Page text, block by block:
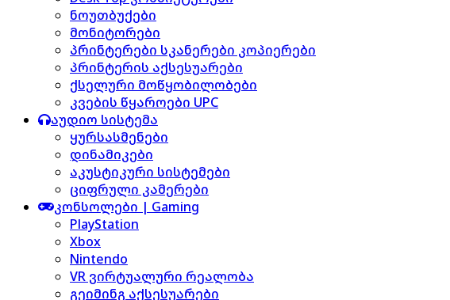
ნოუთბუქები
მონიტორები
პრინტერები სკანერები კოპიერები
პრინტერის აქსესუარები
ქსელური მოწყობილობები
კვების წყაროები UPC
აუდიო სისტემა
ყურსასმენები
დინამიკები
აკუსტიკური სისტემები
ციფრული კამერები
კონსოლები | Gaming
PlayStation
Xbox
Nintendo
VR ვირტუალური რეალობა
გეიმინგ აქსესუარები